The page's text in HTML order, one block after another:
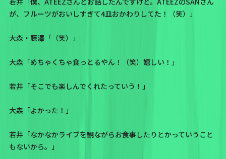
が、フルーツがおいしすぎて4皿おかわりしてた！（笑）」
大森・藤澤「（笑）」
大森「めちゃくちゃ食っとるやん！（笑）嬉しい！」
若井「そこでも楽しんでくれたっていう！」
大森「よかった！」
若井「なかなかライブを観ながらお食事したりとかっていうこと
もないから。」